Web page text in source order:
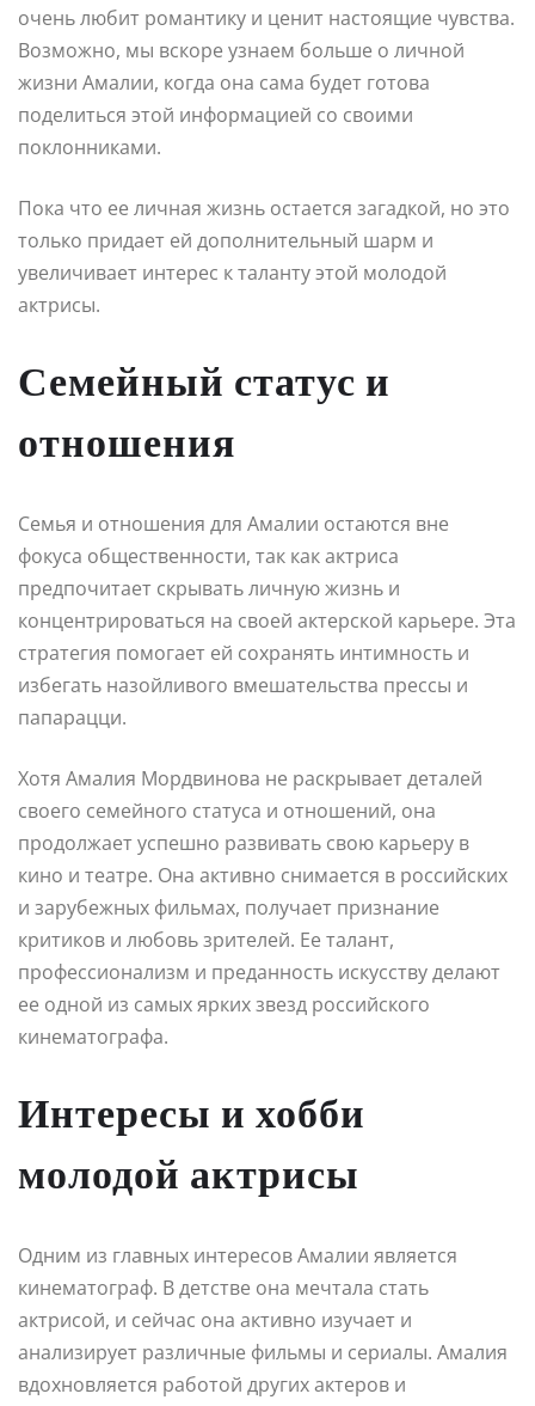
очень любит романтику и ценит настоящие чувства.
Возможно, мы вскоре узнаем больше о личной
жизни Амалии, когда она сама будет готова
поделиться этой информацией со своими
поклонниками.
Пока что ее личная жизнь остается загадкой, но это
только придает ей дополнительный шарм и
увеличивает интерес к таланту этой молодой
актрисы.
Семейный статус и
отношения
Семья и отношения для Амалии остаются вне
фокуса общественности, так как актриса
предпочитает скрывать личную жизнь и
концентрироваться на своей актерской карьере. Эта
стратегия помогает ей сохранять интимность и
избегать назойливого вмешательства прессы и
папарацци.
Хотя Амалия Мордвинова не раскрывает деталей
своего семейного статуса и отношений, она
продолжает успешно развивать свою карьеру в
кино и театре. Она активно снимается в российских
и зарубежных фильмах, получает признание
критиков и любовь зрителей. Ее талант,
профессионализм и преданность искусству делают
ее одной из самых ярких звезд российского
кинематографа.
Интересы и хобби
молодой актрисы
Одним из главных интересов Амалии является
кинематограф. В детстве она мечтала стать
актрисой, и сейчас она активно изучает и
анализирует различные фильмы и сериалы. Амалия
вдохновляется работой других актеров и